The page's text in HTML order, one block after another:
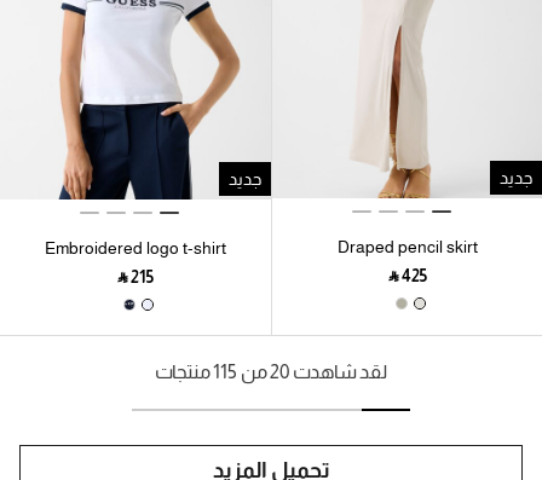
جديد
Draped pencil skirt
‎ ⃁ ⁦425⁩ ‎
جديد
Embroidered logo t-shirt
‎ ⃁ ⁦215⁩ ‎
لقد شاهدت 20 من 115 منتجات
تحميل المزيد